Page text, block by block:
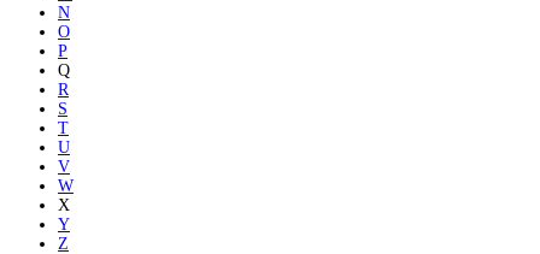
N
O
P
Q
R
S
T
U
V
W
X
Y
Z